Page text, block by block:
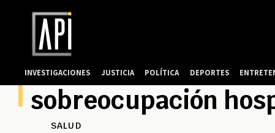
sobreocupación
SALUD
INVESTIGACIONES JUSTICIA POLÍTICA DEPORTES